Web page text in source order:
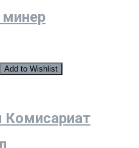
Add to Wishlist